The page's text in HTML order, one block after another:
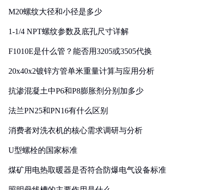
M20螺纹大径和小径是多少
1-1/4 NPT螺纹参数及底孔尺寸详解
F1010E是什么管？能否用3205或3505代换
20x40x2镀锌方管单米重量计算与应用分析
抗渗混凝土中P6和P8膨胀剂分别加多少
法兰PN25和PN16有什么区别
消费者对洗衣机的核心需求调研与分析
U型螺栓的国家标准
煤矿用电热取暖器是否符合防爆电气设备标准